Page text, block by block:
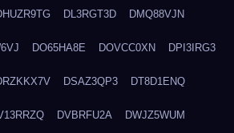
DL3RGT3D DMQ88VJN
DO65HA8E DOVCC0XN DPI3IRG3
DSAZ3QP3 DT8D1ENQ
DVBRFU2A DWJZ5WUM